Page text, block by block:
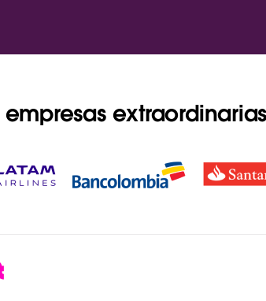
empresas